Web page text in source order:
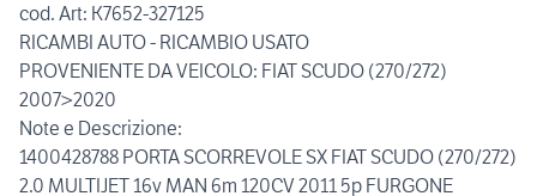
cod. Art: K7652-327125
RICAMBI AUTO - RICAMBIO USATO
PROVENIENTE DA VEICOLO: FIAT SCUDO (270/272)
2007>2020
Note e Descrizione:
1400428788 PORTA SCORREVOLE SX FIAT SCUDO (270/272)
2.0 MULTIJET 16v MAN 6m 120CV 2011 5p FURGONE